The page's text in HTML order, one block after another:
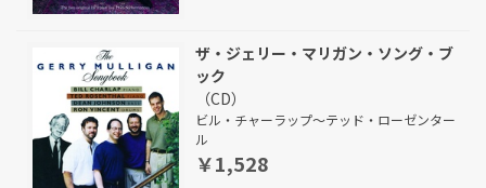
ザ・ジェリー・マリガン・ソング・ブ
ック
（CD）
ビル・チャーラップ～テッド・ローゼンター
ル
￥1,528